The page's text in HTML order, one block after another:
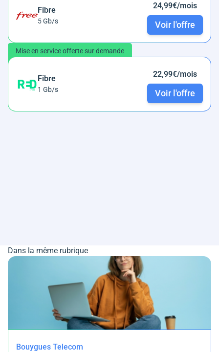
Fibre
5 Gb/s
24,99€/mois
Voir l'offre
Mise en service offerte sur demande
Fibre
1 Gb/s
22,99€/mois
Voir l'offre
Dans la même rubrique
Bouygues Telecom